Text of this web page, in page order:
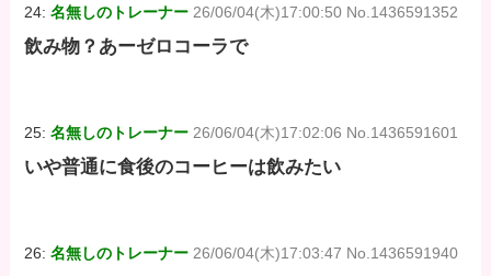
24:名無しのトレーナー 26/06/04(木)17:00:50 No.1436591352
飲み物？あーゼロコーラで
25:名無しのトレーナー 26/06/04(木)17:02:06 No.1436591601
いや普通に食後のコーヒーは飲みたい
26:名無しのトレーナー 26/06/04(木)17:03:47 No.1436591940